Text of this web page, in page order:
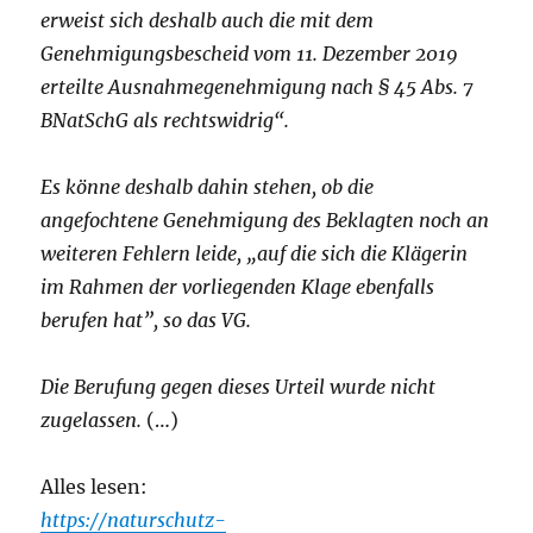
erweist sich deshalb auch die mit dem
Genehmigungsbescheid vom 11. Dezember 2019
erteilte Ausnahmegenehmigung nach § 45 Abs. 7
BNatSchG als rechtswidrig“.
Es könne deshalb dahin stehen, ob die
angefochtene Genehmigung des Beklagten noch an
weiteren Fehlern leide, „auf die sich die Klägerin
im Rahmen der vorliegenden Klage ebenfalls
berufen hat”, so das VG.
Die Berufung gegen dieses Urteil wurde nicht
zugelassen. (…)
Alles lesen:
https://naturschutz-